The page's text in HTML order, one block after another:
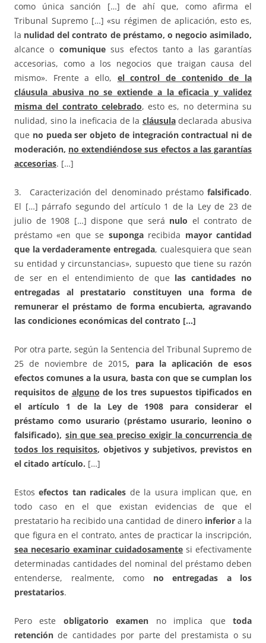
como única sanción […] de ahí que, como afirma el
Tribunal Supremo […] «su régimen de aplicación, esto es,
la nulidad del contrato de préstamo, o negocio asimilado,
alcance o comuniquesus efectos tanto a las garantías
accesorias, como a los negocios que traigan causa del
mismo». Frente a ello, el control de contenido de la
cláusula abusiva no se extiende a la eficacia y validez
misma del contrato celebrado, esto es, no determina su
nulidad, sino la ineficacia de la cláusuladeclarada abusiva
que no pueda ser objeto de integración contractual ni de
moderación, no extendiéndose sus efectos a las garantías
accesorias. […]
3. Caracterización del denominado préstamo falsificado.
El […] párrafo segundo del artículo 1 de la Ley de 23 de
julio de 1908 […] dispone que será nulo el contrato de
préstamo «en que se supongarecibida mayor cantidad
que la verdaderamente entregada, cualesquiera que sean
su entidad y circunstancias», supuesto que tiene su razón
de ser en el entendimiento de que las cantidades no
entregadas al prestatario constituyen una forma de
remunerar el préstamo de forma encubierta, agravando
las condiciones económicas del contrato […]
Por otra parte, según la Sentencia del Tribunal Supremo de
25 de noviembre de 2015, para la aplicación de esos
efectos comunes a la usura, basta con que se cumplan los
requisitos de alguno de los tres supuestos tipificados en
el artículo 1 de la Ley de 1908 para considerar el
préstamo como usurario (préstamo usurario, leonino o
falsificado), sin que sea preciso exigir la concurrencia de
todos los requisitos, objetivos y subjetivos, previstos en
el citado artículo. […]
Estosefectos tan radicales de la usura implican que, en
todo caso en el que existan evidencias de que el
prestatario ha recibido una cantidad de dinero inferiora la
que figura en el contrato, antes de practicar la inscripción,
sea necesario examinar cuidadosamente si efectivamente
determinadas cantidades del nominal del préstamo deben
entenderse, realmente, como no entregadas a los
prestatarios.
Pero este obligatorio examen no implica quetoda
retención de cantidades por parte del prestamista o su